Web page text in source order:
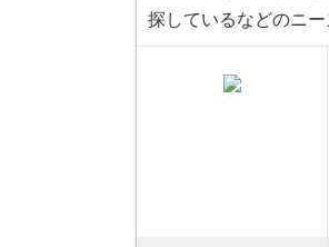
探しているなどのニー